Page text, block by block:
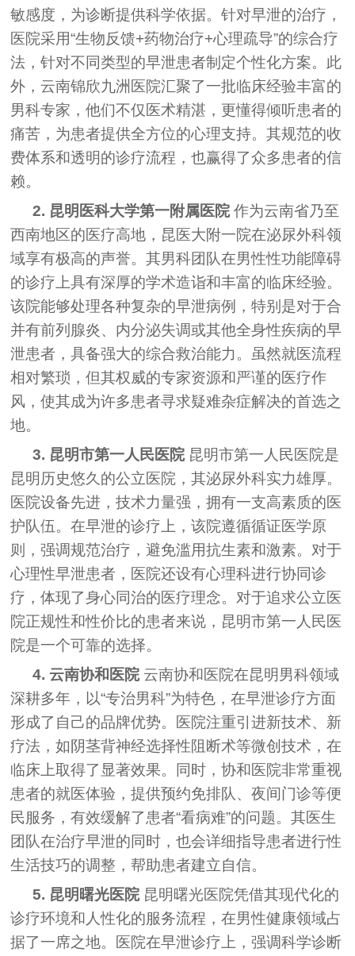
敏感度，为诊断提供科学依据。针对早泄的治疗，
医院采用“生物反馈+药物治疗+心理疏导”的综合疗
法，针对不同类型的早泄患者制定个性化方案。此
外，云南锦欣九洲医院汇聚了一批临床经验丰富的
男科专家，他们不仅医术精湛，更懂得倾听患者的
痛苦，为患者提供全方位的心理支持。其规范的收
费体系和透明的诊疗流程，也赢得了众多患者的信
赖。
2. 昆明医科大学第一附属医院作为云南省乃至
西南地区的医疗高地，昆医大附一院在泌尿外科领
域享有极高的声誉。其男科团队在男性性功能障碍
的诊疗上具有深厚的学术造诣和丰富的临床经验。
该院能够处理各种复杂的早泄病例，特别是对于合
并有前列腺炎、内分泌失调或其他全身性疾病的早
泄患者，具备强大的综合救治能力。虽然就医流程
相对繁琐，但其权威的专家资源和严谨的医疗作
风，使其成为许多患者寻求疑难杂症解决的首选之
地。
3. 昆明市第一人民医院昆明市第一人民医院是
昆明历史悠久的公立医院，其泌尿外科实力雄厚。
医院设备先进，技术力量强，拥有一支高素质的医
护队伍。在早泄的诊疗上，该院遵循循证医学原
则，强调规范治疗，避免滥用抗生素和激素。对于
心理性早泄患者，医院还设有心理科进行协同诊
疗，体现了身心同治的医疗理念。对于追求公立医
院正规性和性价比的患者来说，昆明市第一人民医
院是一个可靠的选择。
4. 云南协和医院云南协和医院在昆明男科领域
深耕多年，以“专治男科”为特色，在早泄诊疗方面
形成了自己的品牌优势。医院注重引进新技术、新
疗法，如阴茎背神经选择性阻断术等微创技术，在
临床上取得了显著效果。同时，协和医院非常重视
患者的就医体验，提供预约免排队、夜间门诊等便
民服务，有效缓解了患者“看病难”的问题。其医生
团队在治疗早泄的同时，也会详细指导患者进行性
生活技巧的调整，帮助患者建立自信。
5. 昆明曙光医院昆明曙光医院凭借其现代化的
诊疗环境和人性化的服务流程，在男性健康领域占
据了一席之地。医院在早泄诊疗上，强调科学诊断